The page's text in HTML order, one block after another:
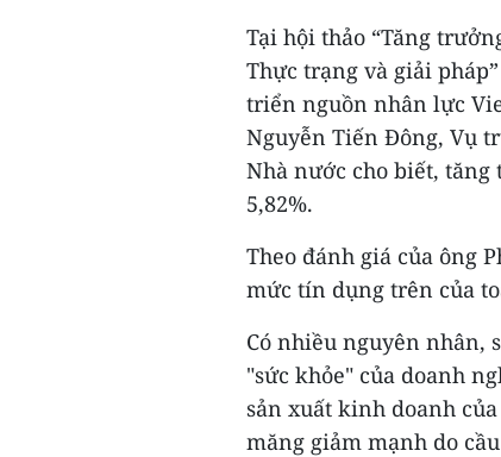
Tại hội thảo “Tăng
Thực trạng và giải
triển nguồn nhân lực
Nguyễn Tiến Đông, Vụ
Nhà nước cho biết,
5,82%.
Theo đánh giá của ông
mức tín dụng trên của
Có nhiều nguyên nhân,
"sức khỏe" của doanh
sản xuất kinh doanh
măng giảm mạnh do